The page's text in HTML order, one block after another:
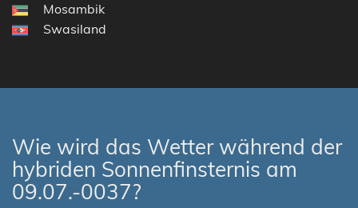
Mosambik
Swasiland
Wie wird das Wetter während der
hybriden Sonnenfinsternis am
09.07.-0037?